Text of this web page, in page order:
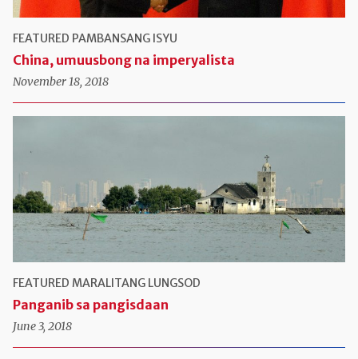
FEATURED PAMBANSANG ISYU
China, umuusbong na imperyalista
November 18, 2018
FEATURED MARALITANG LUNGSOD
Panganib sa pangisdaan
June 3, 2018